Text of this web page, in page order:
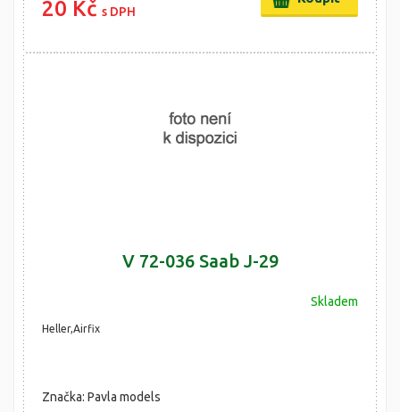
20 Kč s DPH
V 72-036 Saab J-29
Skladem
Heller,Airfix
Značka: Pavla models